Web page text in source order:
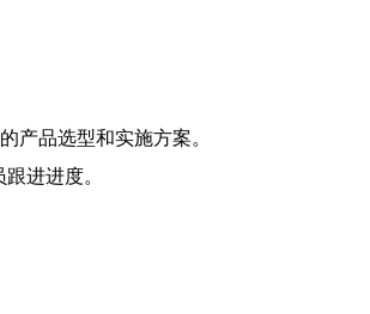
产品选型和实施方案。
进进度。